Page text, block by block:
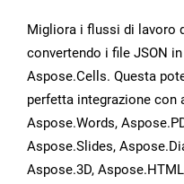
Migliora i flussi di lavoro
convertendo i file JSON
Aspose.Cells. Questa
perfetta integrazione con
Aspose.Words,
Aspose.Slides,
Aspose.3D,